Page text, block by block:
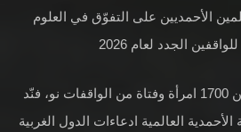
الأحمديين على التفوّق في العلوم
الجدد لعام 2026
في خطابٍ أمام أكثر من 1700 امرأة وفتاة من الواقفات نو، فنّد
الأحمدية العالمية ادعاءات الدول الغربية